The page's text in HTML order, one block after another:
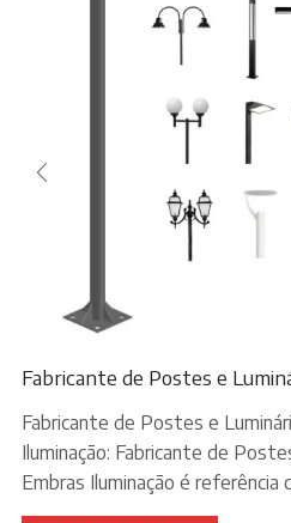
Fabricante de Postes e
Fabricante de Postes e
Iluminação: Fabricante de
Embras Iluminação é referência